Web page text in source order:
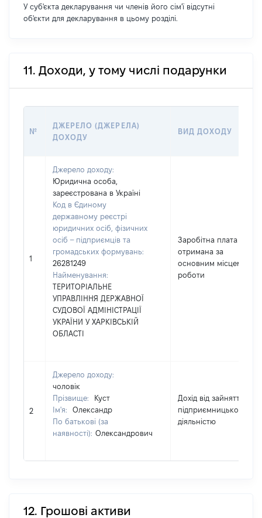
У суб'єкта декларування чи членів його сім'ї відсутні
об'єкти для декларування в цьому розділі.
11. Доходи, у тому числі подарунки
№
ДЖЕРЕЛО (ДЖЕРЕЛА)
ДОХОДУ
ВИД ДОХОДУ
1
Джерело доходу:
Юридична особа,
зареєстрована в Україні
Код в Єдиному
державному реєстрі
юридичних осіб, фізичних
осіб – підприємців та
громадських формувань:
26281249
Найменування:
ТЕРИТОРІАЛЬНЕ
УПРАВЛІННЯ ДЕРЖАВНОЇ
СУДОВОЇ АДМІНІСТРАЦІЇ
УКРАЇНИ У ХАРКІВСЬКІЙ
ОБЛАСТІ
Заробітна плата
отримана за
основним місцем
роботи
2
Джерело доходу:
чоловік
Прізвище:
Куст
Ім'я:
Олександр
По батькові (за
наявності): Олександрович
Дохід від зайняття
підприємницькою
діяльністю
12. Грошові активи